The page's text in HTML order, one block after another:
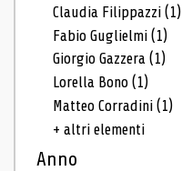
Claudia Filippazzi(1)
Fabio Guglielmi(1)
Giorgio Gazzera(1)
Lorella Bono(1)
Matteo Corradini(1)
+ altri elementi
Anno